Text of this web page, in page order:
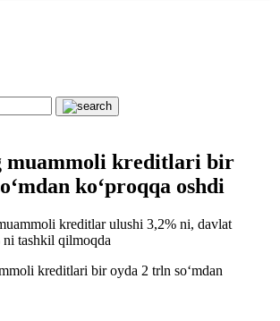
muammoli kreditlari bir
ko‘proqqa oshdi
kreditlar ulushi 3,2% ni, davlat
ni tashkil qilmoqda